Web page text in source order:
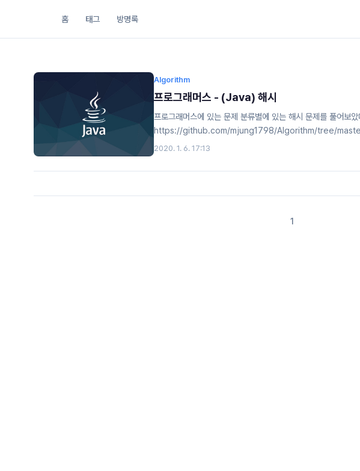
홈 태그 방명록
Algorithm
프로그래머스 - (Java) 해시
프로그래머스에 있는 문제 분류별에 있는 해시 문제를 풀어보았
https://github.com/mjung1798/Algorithm/tree/
mjung1798/AlgorithmMy Algorithm Source Code
.getOrDefault(T key, K defaultValue)완주하지 못한 선수
2020. 1. 6. 17:13
1